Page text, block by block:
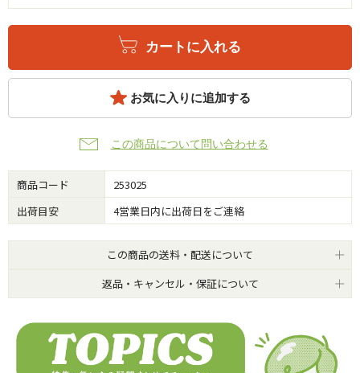
カートに入れる
お気に入りに追加する
この商品について問い合わせる
商品コード
253025
出荷目安
4営業日内に出荷日をご連絡
この商品の送料・配送について
返品・キャンセル・保証について